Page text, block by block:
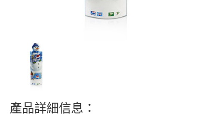
產品詳細信息：